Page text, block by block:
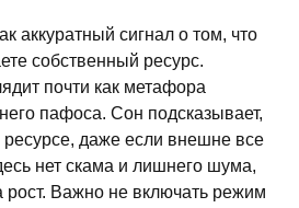
аккуратный сигнал о том, что
собственный ресурс.
почти как метафора
пафоса. Сон подсказывает,
даже если внешне все
нет скама и лишнего шума,
рост. Важно не включать режим